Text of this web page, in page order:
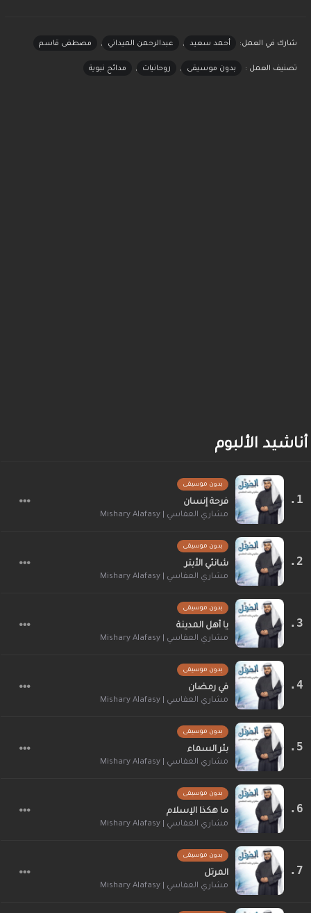
شارك في العمل: أحمد سعيد , عبدالرحمن الميداني , مصطفى قاسم
تصنيف العمل : بدون موسيقى , روحانيات , مدائح نبوية
أناشيد الألبوم
بدون موسيقى
فرحة إنسان
مشاري العفاسي | Mishary Alafasy
بدون موسيقى
شانئي الأبتر
مشاري العفاسي | Mishary Alafasy
بدون موسيقى
يا أهل المدينة
مشاري العفاسي | Mishary Alafasy
بدون موسيقى
في رمضان
مشاري العفاسي | Mishary Alafasy
بدون موسيقى
بئر السماء
مشاري العفاسي | Mishary Alafasy
بدون موسيقى
ما هكذا الإسلام
مشاري العفاسي | Mishary Alafasy
بدون موسيقى
المرتل
مشاري العفاسي | Mishary Alafasy